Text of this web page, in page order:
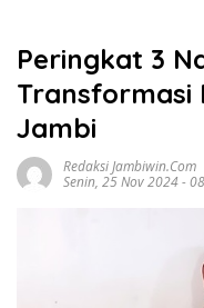
Peringkat 3
Transformasi
Jambi
Redaksi Jambiwin.com
Senin, 25 Nov 2024 -